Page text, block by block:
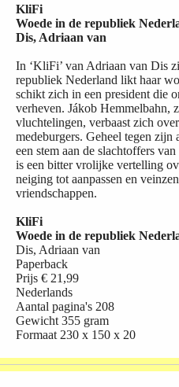
KliFi
Woede in de republiek
Dis, Adriaan van
In ‘KliFi’ van Adriaan van Dis
republiek Nederland likt haar
schikt zich in een president die
verheven. Jákob Hemmelbahn,
vluchtelingen, verbaast zich
medeburgers. Geheel tegen
een stem aan de slachtoffers
is een bitter vrolijke vertelling
neiging tot aanpassen en
vriendschappen.
KliFi
Woede in de republiek
Dis, Adriaan van
Paperback
Prijs € 21,99
Nederlands
Aantal pagina's 208
Gewicht355 gram
Formaat230 x 150 x 20